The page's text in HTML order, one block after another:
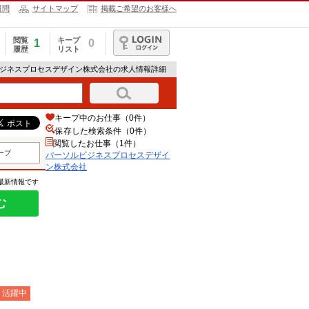
問 サイトマップ 掲載ご希望のお客様へ
閲覧
履歴
1
キープ
リスト
0
ログイン
ネスプロセスデザイン株式会社の求人情報詳細
プ
新情報です
躍中
キープ中のお仕事（0件）
保存した検索条件（0件）
閲覧したお仕事（1件）
パーソルビジネスプロセスデザイ
ン株式会社